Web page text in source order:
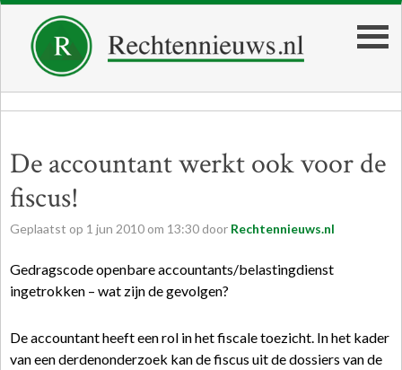
De accountant werkt ook voor de
fiscus!
Geplaatst op 1 jun 2010 om 13:30 door Rechtennieuws.nl
Gedragscode openbare accountants/belastingdienst
ingetrokken – wat zijn de gevolgen?
De accountant heeft een rol in het fiscale toezicht. In het kader
van een derdenonderzoek kan de fiscus uit de dossiers van de